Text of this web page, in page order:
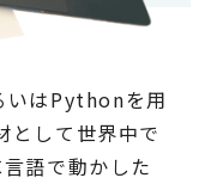
いはPythonを用
として世界中で
語で動かした